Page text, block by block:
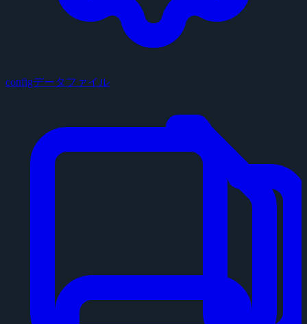
configデータファイル